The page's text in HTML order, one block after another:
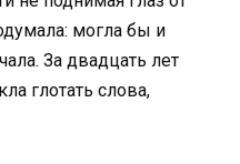
могла бы и
За двадцать лет
глотать слова,